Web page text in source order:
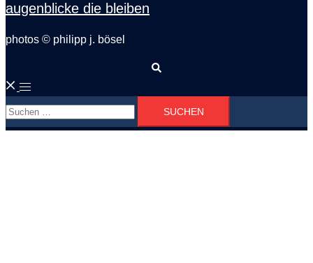
augenblicke die bleiben
photos © philipp j. bösel
Menü
umschalten
Suchen
nach: